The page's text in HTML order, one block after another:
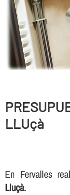
LLUçà
En Fervalles
Lluçà.